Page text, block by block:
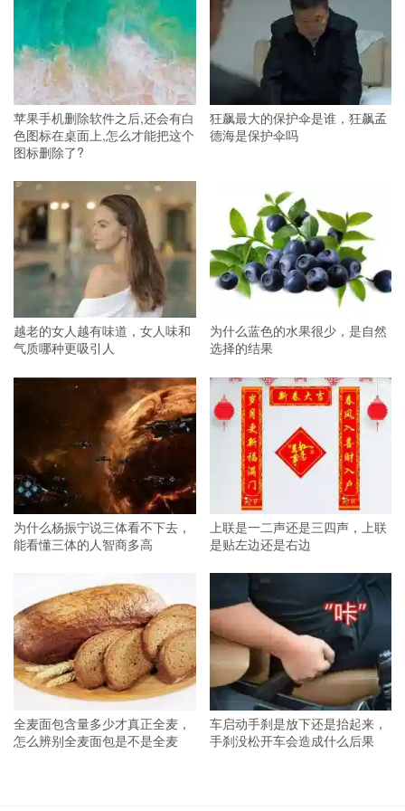
苹果手机删除软件之后,还会有白
色图标在桌面上,怎么才能把这个
图标删除了?
狂飙最大的保护伞是谁，狂飙孟
德海是保护伞吗
越老的女人越有味道，女人味和
气质哪种更吸引人
为什么蓝色的水果很少，是自然
选择的结果
为什么杨振宁说三体看不下去，
能看懂三体的人智商多高
上联是一二声还是三四声，上联
是贴左边还是右边
全麦面包含量多少才真正全麦，
怎么辨别全麦面包是不是全麦
车启动手刹是放下还是抬起来，
手刹没松开车会造成什么后果